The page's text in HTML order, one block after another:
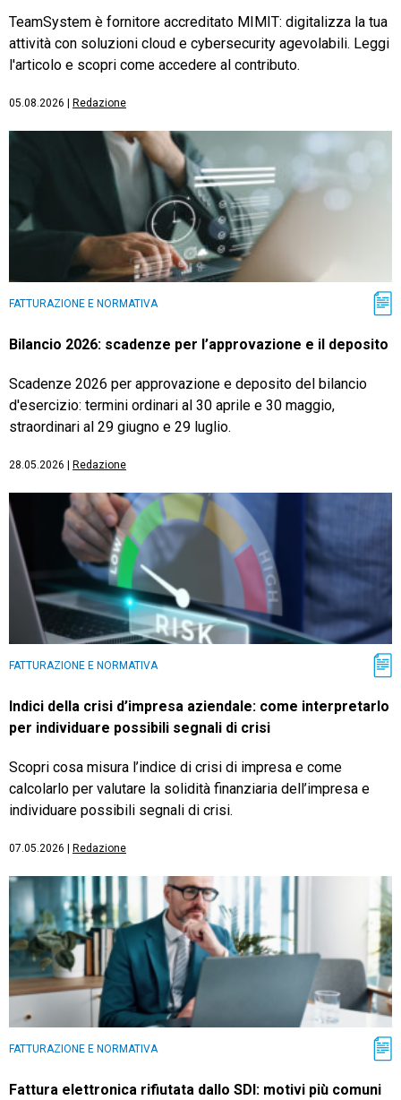
TeamSystem è fornitore accreditato MIMIT: digitalizza la tua
attività con soluzioni cloud e cybersecurity agevolabili. Leggi
l'articolo e scopri come accedere al contributo.
05.08.2026 Redazione
FATTURAZIONE E NORMATIVA
Bilancio 2026: scadenze per l’approvazione e il deposito
Scadenze 2026 per approvazione e deposito del bilancio
d'esercizio: termini ordinari al 30 aprile e 30 maggio,
straordinari al 29 giugno e 29 luglio.
28.05.2026 Redazione
FATTURAZIONE E NORMATIVA
Indici della crisi d’impresa aziendale: come interpretarlo
per individuare possibili segnali di crisi
Scopri cosa misura l’indice di crisi di impresa e come
calcolarlo per valutare la solidità finanziaria dell’impresa e
individuare possibili segnali di crisi.
07.05.2026 Redazione
FATTURAZIONE E NORMATIVA
Fattura elettronica rifiutata dallo SDI: motivi più comuni